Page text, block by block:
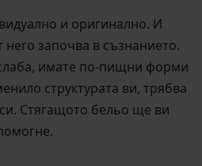
и оригинално. И
него започва в съзнанието.
имате по-пищни форми
структурата ви, трябва
Стягащото бельо ще ви